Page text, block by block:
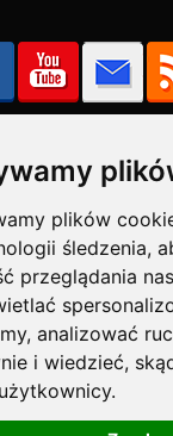
plików
śledzenia,
przeglądania
analizować
i wiedzieć,
Płatności
Warszawa.
w XIV wieku jako
Zmiana nazwy na
wymowy